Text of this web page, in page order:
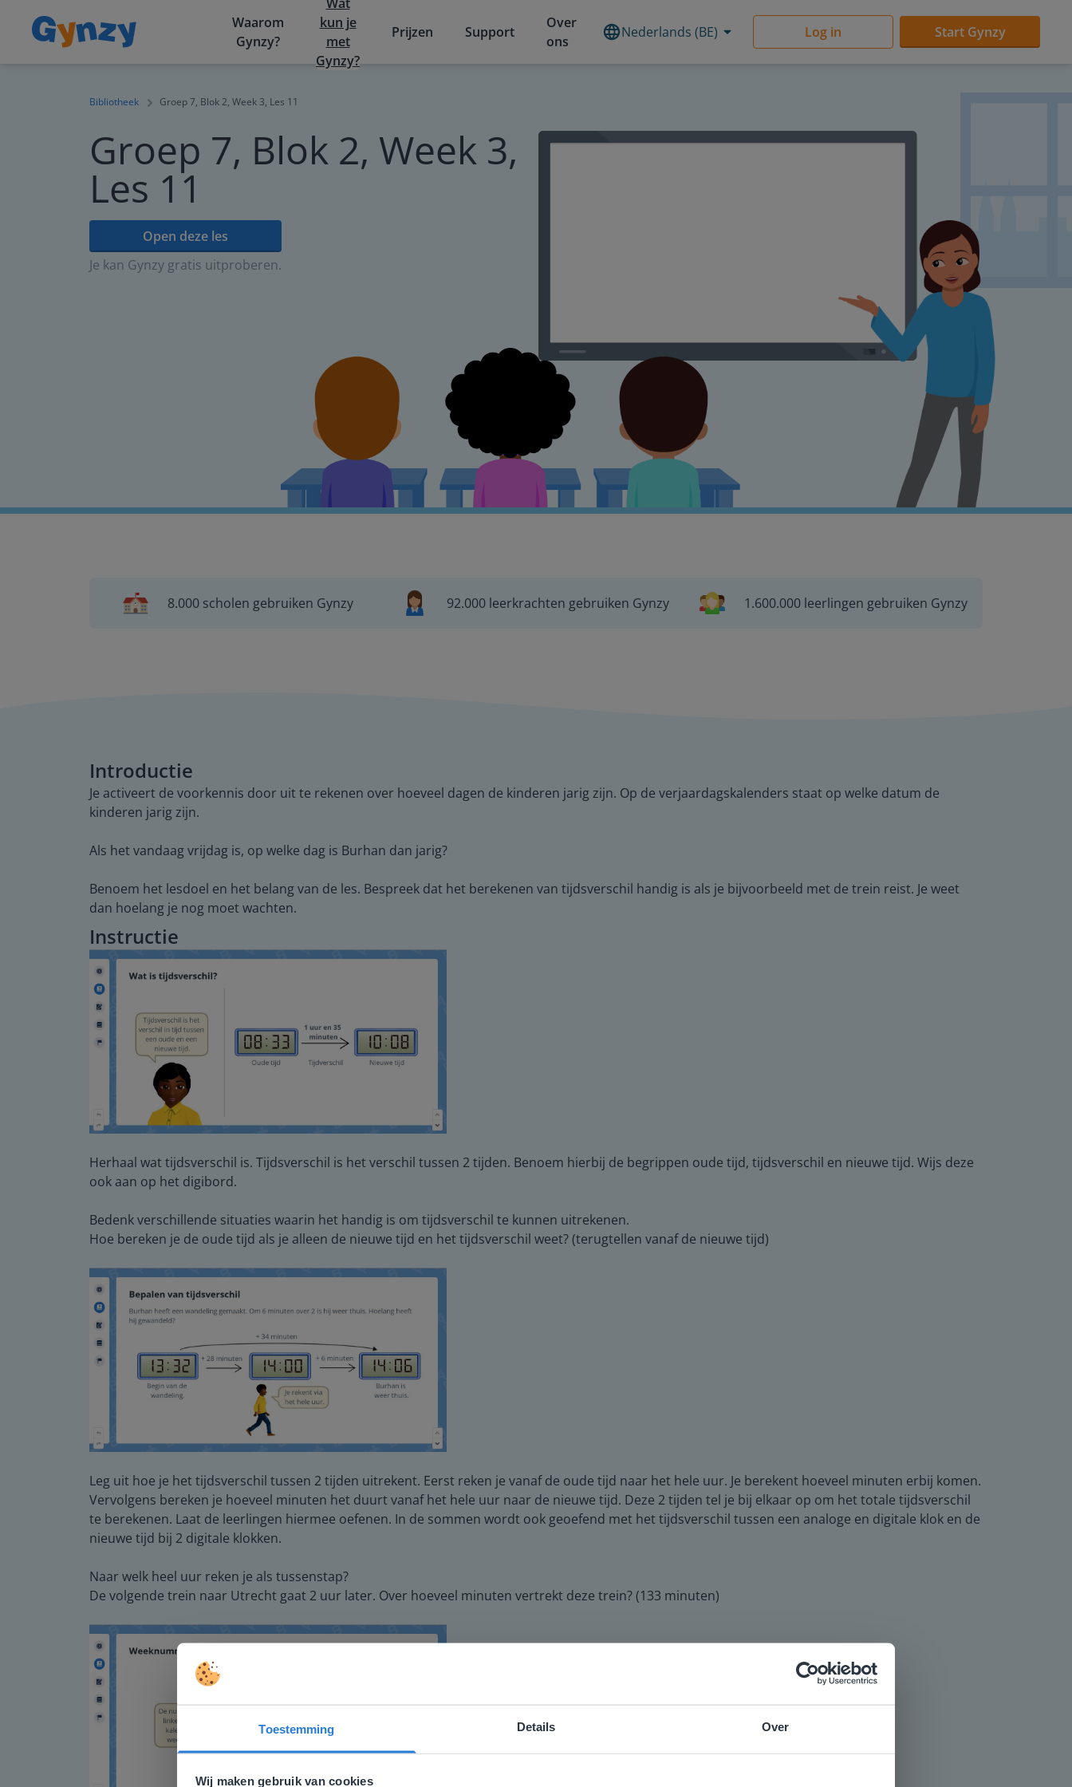
Toestemming Details Over
Wij maken gebruik van cookies
Waarom
Gynzy?
kun je
met
Gynzy?
Prijzen Support
Over
ons
Nederlands (BE) Log in Start Gynzy
Bibliotheek Groep 7, Blok 2, Week 3, Les 11
Groep 7, Blok 2, Week 3,
Les 11
Open deze les
Je kan Gynzy gratis uitproberen.
8.000 scholen gebruiken Gynzy 92.000 leerkrachten gebruiken Gynzy 1.600.000 leerlingen gebruiken Gynzy
Introductie
Je activeert de voorkennis door uit te rekenen over hoeveel dagen de kinderen jarig zijn. Op de verjaardagskalenders staat op welke datum de
kinderen jarig zijn.
Als het vandaag vrijdag is, op welke dag is Burhan dan jarig?
Benoem het lesdoel en het belang van de les. Bespreek dat het berekenen van tijdsverschil handig is als je bijvoorbeeld met de trein reist. Je weet
dan hoelang je nog moet wachten.
Instructie
Herhaal wat tijdsverschil is. Tijdsverschil is het verschil tussen 2 tijden. Benoem hierbij de begrippen oude tijd, tijdsverschil en nieuwe tijd. Wijs deze
ook aan op het digibord.
Bedenk verschillende situaties waarin het handig is om tijdsverschil te kunnen uitrekenen.
Hoe bereken je de oude tijd als je alleen de nieuwe tijd en het tijdsverschil weet? (terugtellen vanaf de nieuwe tijd)
Leg uit hoe je het tijdsverschil tussen 2 tijden uitrekent. Eerst reken je vanaf de oude tijd naar het hele uur. Je berekent hoeveel minuten erbij komen.
Vervolgens bereken je hoeveel minuten het duurt vanaf het hele uur naar de nieuwe tijd. Deze 2 tijden tel je bij elkaar op om het totale tijdsverschil
te berekenen. Laat de leerlingen hiermee oefenen. In de sommen wordt ook geoefend met het tijdsverschil tussen een analoge en digitale klok en de
nieuwe tijd bij 2 digitale klokken.
Naar welk heel uur reken je als tussenstap?
De volgende trein naar Utrecht gaat 2 uur later. Over hoeveel minuten vertrekt deze trein? (133 minuten)
Deze website komt niet overeen met je locatie
Gezien je locatie, denken we dat je misschien liever naar de website voor